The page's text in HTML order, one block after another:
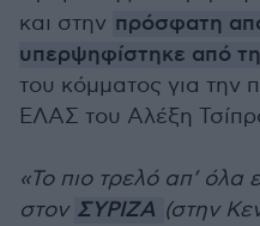
και στην πρόσφατη
υπερψηφίστηκε από
του κόμματος για την
ΕΛΑΣ του Αλέξη
«Το πιο τρελό απ’ όλα
στον ΣΥΡΙΖΑ (στην